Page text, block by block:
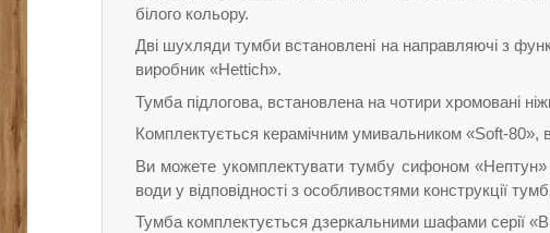
білого кольору.
Дві шухляди тумби встановлені на направляючі з
виробник «Hettich».
Тумба підлогова, встановлена на чотири хромовані
Комплектується керамічним умивальником «Soft-80»,
Ви можете укомплектувати тумбу сифоном «Нептун»
води у відповідності з особливостями конструкції
Тумба комплектується дзеркальними шафами серії